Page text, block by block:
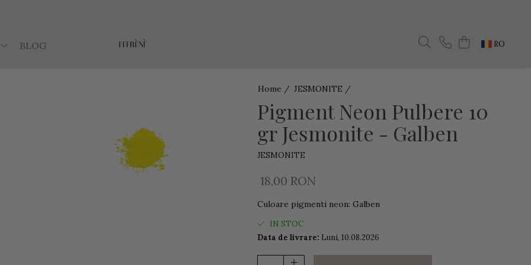
RO
BLOG
Home / JESMONITE /
Pigment Neon Pulbere 10
gr Jesmonite - Galben
JESMONITE
18,00 RON
Culoare pigmenti neon: Galben
IN STOC
Data de livrare: Luni, 10.08.2026